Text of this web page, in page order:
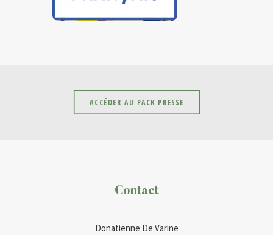
ACCÉDER AU PACK PRESSE
Contact
Donatienne De Varine